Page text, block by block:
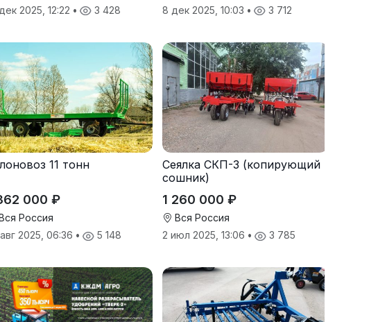
2025, 12:22 • 3 428
8 дек 2025, 10:03 • 3 712
11 тонн
000 ₽
Вся Россия
2025, 06:36 • 5 148
Сеялка СКП-3 (копирующий
сошник)
1 260 000 ₽
Вся Россия
2 июл 2025, 13:06 • 3 785